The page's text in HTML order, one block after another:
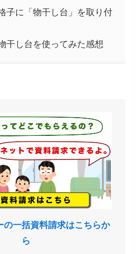
子に「物干し台」を取り付
干し台を使ってみた感想
の一括資料請求はこちらか
ら